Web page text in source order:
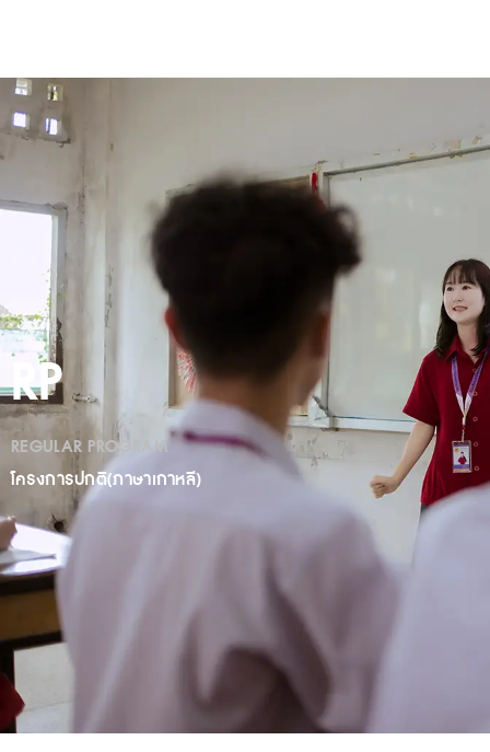
RP
REGULAR PROGRAM
โครงการปกติ(ภาษาเกาหลี)